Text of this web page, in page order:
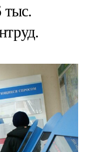
тыс.